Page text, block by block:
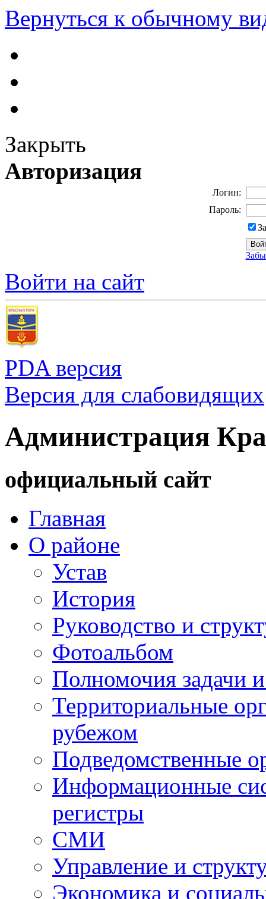
Вернуться к обычному
Закрыть
Авторизация
Логин:
Пароль:
Войти на сайт
PDA версия
Версия для слабовидящих
Администрация
официальный сайт
Главная
О районе
Устав
История
Руководство и
Фотоальбом
Полномочия задачи
Территориальные
рубежом
Подведомственные
Информационные
регистры
СМИ
Управление и
Экономика и